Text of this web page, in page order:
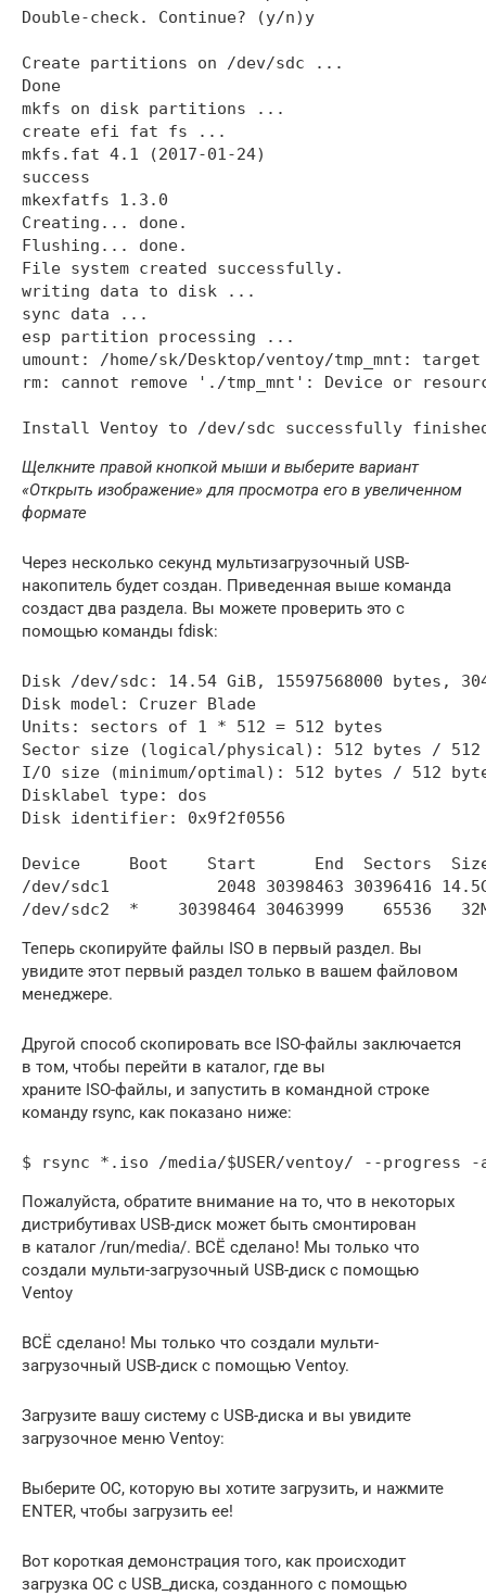
Double-check. Continue? (y/n)y
Create partitions on /dev/sdc ...
Done
mkfs on disk partitions ...
create efi fat fs ...
mkfs.fat 4.1 (2017-01-24)
success
mkexfatfs 1.3.0
Creating... done.
Flushing... done.
File system created successfully.
writing data to disk ...
sync data ...
esp partition processing ...
umount: /home/sk/Desktop/ventoy/tmp_mnt:
rm: cannot remove './tmp_mnt': Device or
Щелкните правой кнопкой мыши и выберите вариант
«Открыть изображение» для просмотра его в увеличенном
формате
Через несколько секунд мультизагрузочный USB-
накопитель будет создан. Приведенная выше команда
создаст два раздела. Вы можете проверить это с
помощью команды fdisk:
Disk /dev/sdc: 14.54 GiB, 15597568000 bytes,
Disk model: Cruzer Blade
Units: sectors of 1 * 512 = 512 bytes
Sector size (logical/physical): 512 bytes / 512
I/O size (minimum/optimal): 512 bytes / 512
Disklabel type: dos
Disk identifier: 0x9f2f0556
Device     Boot    Start      End  Sectors
/dev/sdc1           2048 30398463 30396416 14.5G
/dev/sdc2  *    30398464 30463999    65536
Теперь скопируйте файлы ISO в первый раздел. Вы
увидите этот первый раздел только в вашем файловом
менеджере.
Другой способ скопировать все ISO-файлы заключается
в том, чтобы перейти в каталог, где вы
храните ISO-файлы, и запустить в командной строке
команду rsync, как показано ниже:
$ rsync *.iso /media/$USER/ventoy/ --progress -
Пожалуйста, обратите внимание на то, что в некоторых
дистрибутивах USB-диск может быть смонтирован
в каталог /run/media/. ВСЁ сделано! Мы только что
создали мульти-загрузочный USB-диск с помощью
Ventoy
ВСЁ сделано! Мы только что создали мульти-
загрузочный USB-диск с помощью Ventoy.
Загрузите вашу систему с USB-диска и вы увидите
загрузочное меню Ventoy:
Выберите ОС, которую вы хотите загрузить, и нажмите
ENTER, чтобы загрузить ее!
Вот короткая демонстрация того, как происходит
загрузка ОС с USB_диска, созданного с помощью